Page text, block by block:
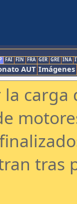
FAI FIN FRA GER GRE INA
AUT Imágenes
tras